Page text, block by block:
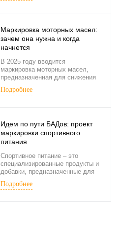
Маркировка моторных масел:
зачем она нужна и когда
начнется
В 2025 году вводится
маркировка моторных масел,
предназначенная для снижения
доли контрафакта на
российском рынке.
Подробнее
Идем по пути БАДов: проект
маркировки спортивного
питания
Спортивное питание – это
специализированные продукты и
добавки, предназначенные для
употребления в период
активных физических нагрузок.
Подробнее